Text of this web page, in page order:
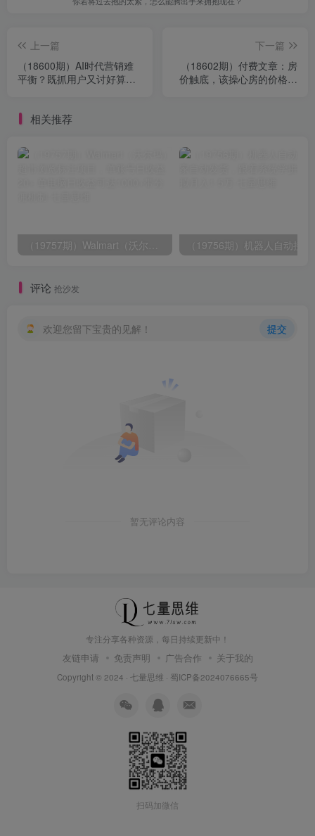
上一篇
（18600期）AI时代营销难
平衡？既抓用户又讨好算法
下一篇
（18602期）付费文章：房
价触底，该操心房的价格还
相关推荐
评论 抢沙发
欢迎您留下宝贵的见解！ 提交
暂无评论内容
专注分享各种资源，每日持续更新中！
友链申请 免责声明 广告合作 关于我的
Copyright © 2024 · 七量思维 · 蜀ICP备2024076665号
扫码加微信